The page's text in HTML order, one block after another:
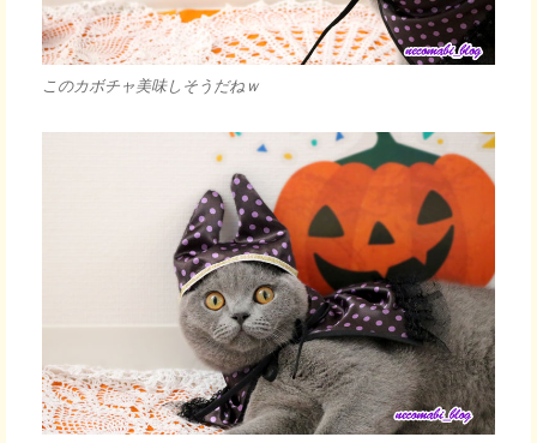
このカボチャ美味しそうだねｗ